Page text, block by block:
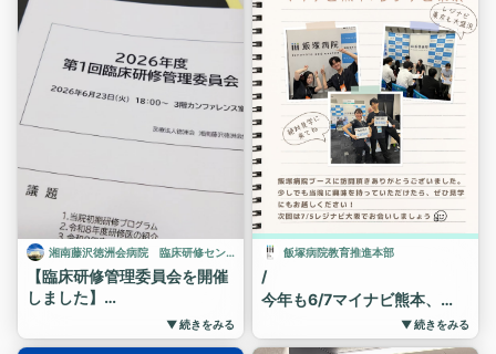
すね」との声もあり、研修医
の成長を感じる発表会となり
ました👏
また、実習中の医学生さん
にも参加していただき、当院
での日常的な学びの雰囲気や
医局の空気感を感じていただ
く機会となりました。
当院では、研修医一人ひと
りの経験を大切にしながら、
互いに学び合い、成長できる
環境づくりに取り組んでいま
す✨️
#天草地域医療センター
#研修医
を行うことが必須とされてい
ます。
当院では、１年次のうちに、
２人１組で剖検に入り、CPC
での発表を行います。
面持ちでしたが、しっかり発
学んだことを今後の糧にして
頑張っていきます！
#高知赤十字病院 #研修医
#初期研修 #臨床研修 #剖
検 #病理解剖 #CPC #病
院見学受付中
坂本龍馬に扮した研修医たち
も大活躍！
163名の方が高知県ブースに
来てくださいました😊
#高知赤十字病院 #研修医
#初期研修 ＃臨床研修 ＃
説明会 #病院見学受付中
＃募集
湘南藤沢徳洲会病院 臨床研修センター
【臨床研修管理委員会を開催
しました】
今年度第1回目の臨床研修管
理委員会を開催しました。
▼ 続きをみる
飯塚病院教育推進本部
/
今年も6/7マイナビ熊本、
6/21レジナビ東京に出展いた
しました。
▼ 続きをみる